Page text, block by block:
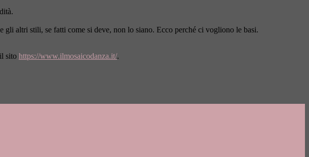
gli altri stili, se fatti come si deve, non lo siano. Ecco perché ci vogliono le basi.
sito https://www.ilmosaicodanza.it/.